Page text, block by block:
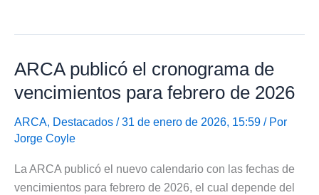
de
en
marzo
de
ARCA publicó el cronograma de
vencimientos para febrero de 2026
ARCA, Destacados / 31 de enero de 2026, 15:59 / Por
Jorge Coyle
La ARCA publicó el nuevo calendario con las fechas de
vencimientos para febrero de 2026, el cual depende del